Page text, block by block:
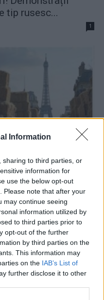
Information
sharing to third parties, or
information for
use the below opt-out
Please note that after your
may continue seeing
information utilized by
to third parties prior to
opt-out of the further
by third parties on the
This information may
on the IAB’s List of
further disclose it to other
tip rusesc...
1
ruse: invazie